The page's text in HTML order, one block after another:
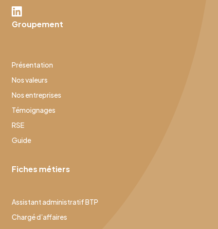
Groupement
Présentation
Nos valeurs
Nos entreprises
Témoignages
RSE
Guide
Fiches métiers
Assistant administratif BTP
Chargé d’affaires